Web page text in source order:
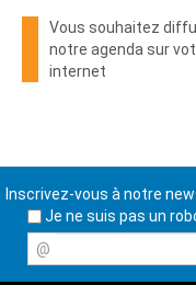
Vous souhaitez
notre agenda sur
internet
Inscrivez-vous à notre
Je ne suis pas un
@